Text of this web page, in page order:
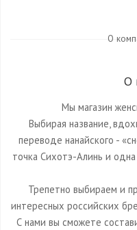
О
О
Мы магазин
Выбирая название,
переводе нанайского -
точка Сихотэ-Алинь и
Трепетно выбираем и
интересных российских
С нами вы сможете